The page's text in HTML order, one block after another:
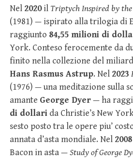
Nel 2020il Triptych Inspired by the
(1981) — ispirato alla trilogia di
raggiunto 84,55 milioni di
York. Conteso ferocemente da
finito nella collezione del
Hans Rasmus Astrup. Nel 2023
(1976) — una meditazione sulla
amante George Dyer— ha
di dollari da Christie’s New
sesto posto tra le opere piu’
annata d’asta mondiale. Nel 2008
Bacon in asta —Study of George